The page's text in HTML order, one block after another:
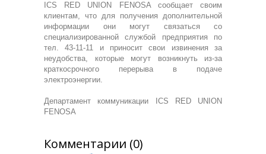
ICS RED UNION FENOSA сообщает своим
клиентам, что для получения дополнительной
информации они могут связаться со
специализированной службой предприятия по
тел. 43-11-11 и приносит свои извинения за
неудобства, которые могут возникнуть из-за
краткосрочного перерыва в подаче
электроэнергии.
Департамент коммуникации ICS RED UNION
FENOSA
Комментарии (0)